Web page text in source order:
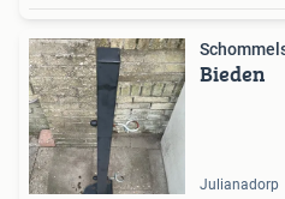
Bieden
Julianadorp